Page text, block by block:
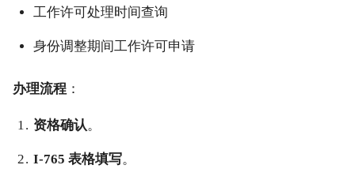
工作许可处理时间查询
身份调整期间工作许可申请
办理流程 ：
资格确认。
I-765 表格填写。